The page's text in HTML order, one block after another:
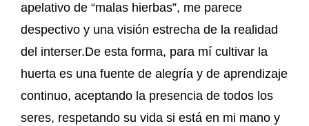
apelativo de “malas hierbas”, me parece
despectivo y una visión estrecha de la realidad
del interser.De esta forma, para mí cultivar la
huerta es una fuente de alegría y de aprendizaje
continuo, aceptando la presencia de todos los
seres, respetando su vida si está en mi mano y